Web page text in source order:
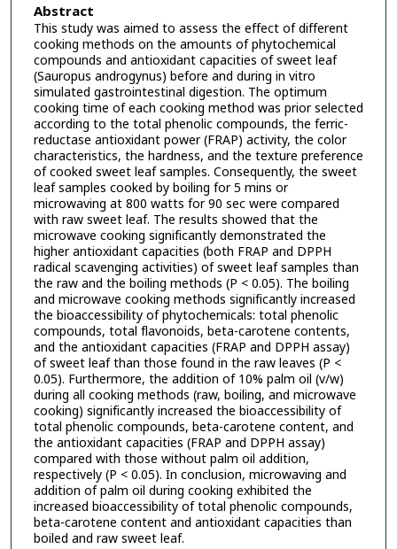
Abstract
This study was aimed to assess the effect of different
cooking methods on the amounts of phytochemical
compounds and antioxidant capacities of sweet leaf
(Sauropus androgynus) before and during in vitro
simulated gastrointestinal digestion. The optimum
cooking time of each cooking method was prior selected
according to the total phenolic compounds, the ferric-
reductase antioxidant power (FRAP) activity, the color
characteristics, the hardness, and the texture preference
of cooked sweet leaf samples. Consequently, the sweet
leaf samples cooked by boiling for 5 mins or
microwaving at 800 watts for 90 sec were compared
with raw sweet leaf. The results showed that the
microwave cooking significantly demonstrated the
higher antioxidant capacities (both FRAP and DPPH
radical scavenging activities) of sweet leaf samples than
the raw and the boiling methods (P < 0.05). The boiling
and microwave cooking methods significantly increased
the bioaccessibility of phytochemicals: total phenolic
compounds, total flavonoids, beta-carotene contents,
and the antioxidant capacities (FRAP and DPPH assay)
of sweet leaf than those found in the raw leaves (P <
0.05). Furthermore, the addition of 10% palm oil (v/w)
during all cooking methods (raw, boiling, and microwave
cooking) significantly increased the bioaccessibility of
total phenolic compounds, beta-carotene content, and
the antioxidant capacities (FRAP and DPPH assay)
compared with those without palm oil addition,
respectively (P < 0.05). In conclusion, microwaving and
addition of palm oil during cooking exhibited the
increased bioaccessibility of total phenolic compounds,
beta-carotene content and antioxidant capacities than
boiled and raw sweet leaf.